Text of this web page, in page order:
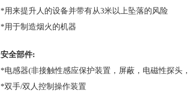
*用来提升人的设备并带有从3米以上坠落的风险
*用于制造烟火的机器
安全部件:
*电感器(非接触性感应保护装置，屏蔽，电磁性探头
*双手/双人控制操作装置